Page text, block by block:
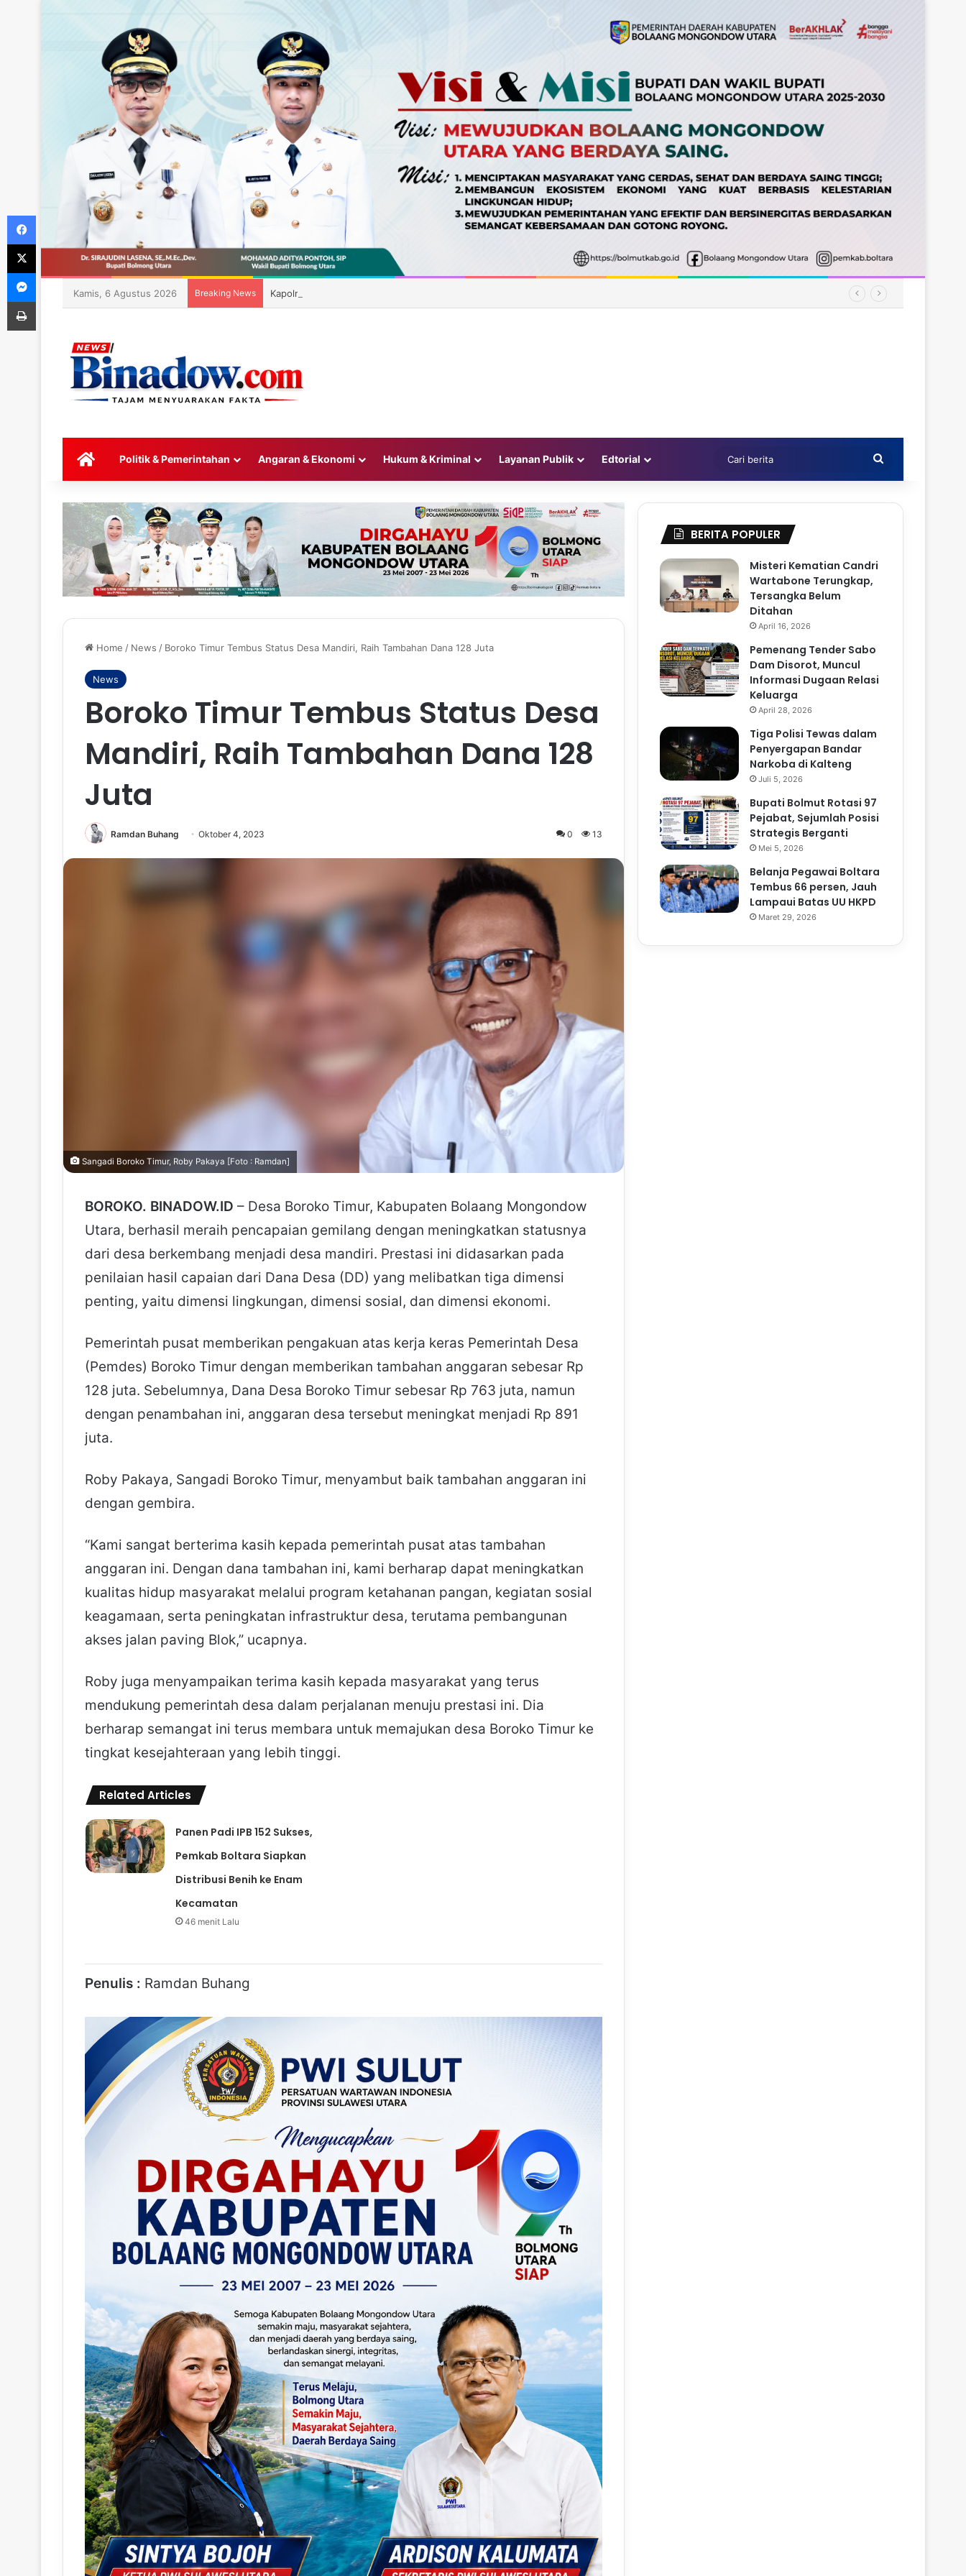
Kamis, 6 Agustus 2026 Breaking News Kapolres Boltara Bangun Sinergi dengan Insan Pers
HOMEPolitik & Pemerintahan Angaran & Ekonomi Hukum & Kriminal Layanan Publik Edtorial
berita
Home / News / Boroko Timur Tembus Status Desa Mandiri, Raih Tambahan Dana 128 Juta
News
Boroko Timur Tembus Status Desa
Mandiri, Raih Tambahan Dana 128
Juta
Ramdan Buhang Oktober 4, 2023 0 13
Sangadi Boroko Timur, Roby Pakaya [Foto : Ramdan]
BOROKO. BINADOW.ID – Desa Boroko Timur, Kabupaten Bolaang Mongondow
Utara, berhasil meraih pencapaian gemilang dengan meningkatkan statusnya
dari desa berkembang menjadi desa mandiri. Prestasi ini didasarkan pada
penilaian hasil capaian dari Dana Desa (DD) yang melibatkan tiga dimensi
penting, yaitu dimensi lingkungan, dimensi sosial, dan dimensi ekonomi.
Pemerintah pusat memberikan pengakuan atas kerja keras Pemerintah Desa
(Pemdes) Boroko Timur dengan memberikan tambahan anggaran sebesar Rp
128 juta. Sebelumnya, Dana Desa Boroko Timur sebesar Rp 763 juta, namun
dengan penambahan ini, anggaran desa tersebut meningkat menjadi Rp 891
juta.
Roby Pakaya, Sangadi Boroko Timur, menyambut baik tambahan anggaran ini
dengan gembira.
“Kami sangat berterima kasih kepada pemerintah pusat atas tambahan
anggaran ini. Dengan dana tambahan ini, kami berharap dapat meningkatkan
kualitas hidup masyarakat melalui program ketahanan pangan, kegiatan sosial
keagamaan, serta peningkatan infrastruktur desa, terutama pembangunan
akses jalan paving Blok,” ucapnya.
Roby juga menyampaikan terima kasih kepada masyarakat yang terus
mendukung pemerintah desa dalam perjalanan menuju prestasi ini. Dia
berharap semangat ini terus membara untuk memajukan desa Boroko Timur ke
tingkat kesejahteraan yang lebih tinggi.
Related Articles
Panen Padi IPB 152 Sukses,
Pemkab Boltara Siapkan
Distribusi Benih ke Enam
Kecamatan
46 menit Lalu
Penulis : Ramdan Buhang
BERITA POPULER
Misteri Kematian Candri
Wartabone Terungkap,
Tersangka Belum
Ditahan
April 16, 2026
Pemenang Tender Sabo
Dam Disorot, Muncul
Informasi Dugaan Relasi
Keluarga
April 28, 2026
Tiga Polisi Tewas dalam
Penyergapan Bandar
Narkoba di Kalteng
Juli 5, 2026
Bupati Bolmut Rotasi 97
Pejabat, Sejumlah Posisi
Strategis Berganti
Mei 5, 2026
Belanja Pegawai Boltara
Tembus 66 persen, Jauh
Lampaui Batas UU HKPD
Maret 29, 2026